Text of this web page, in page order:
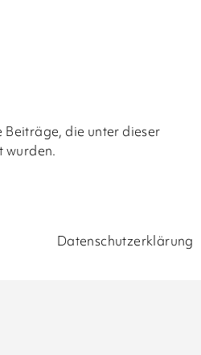
Beiträge, die unter dieser
wurden.
Datenschutzerklärung